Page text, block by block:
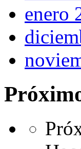
enero